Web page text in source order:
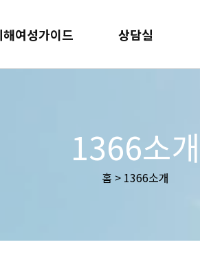
해여성가이드 상담실
1366소개
홈 > 1366소개